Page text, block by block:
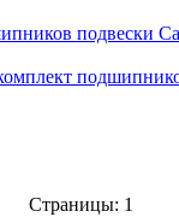
подвески
Страницы: 1